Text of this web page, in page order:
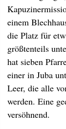
einem
die Platz für
größtenteils
hat sieben
einer in Juba
Leer, die alle
werden. Eine
versöhnend.